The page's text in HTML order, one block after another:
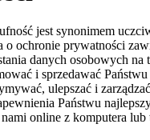
jest synonimem
o ochronie prywatności
danych osobowych na
i sprzedawać Państwu
ulepszać i
Państwu
online z komputera lub